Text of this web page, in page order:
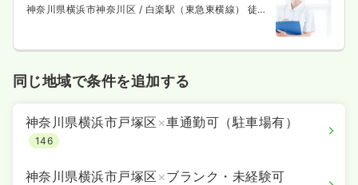
神奈川県横浜市神奈川区 / 白楽駅（東急東横線） 徒歩
同じ地域で条件を追加する
神奈川県横浜市戸塚区 ×車通勤可（駐車場有）
146
神奈川県横浜市戸塚区 ×ブランク・未経験可